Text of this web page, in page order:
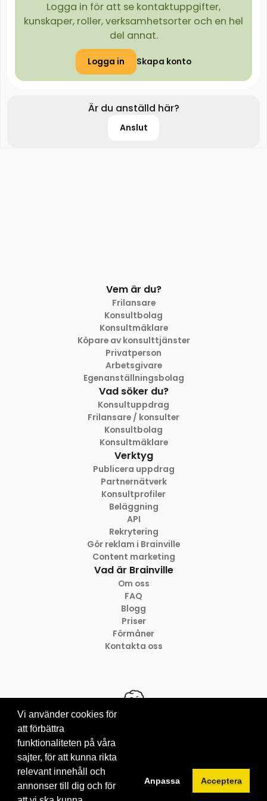
Logga in för att se kontaktuppgifter,
kunskaper, roller, verksamhetsorter och en hel
del annat.
Logga in Skapa konto
Är du anställd här?
Anslut
Vem är du?
Frilansare
Konsultbolag
Konsultmäklare
Köpare av konsulttjänster
Privatperson
Arbetsgivare
Egenanställningsbolag
Vad söker du?
Konsultuppdrag
Frilansare / konsulter
Konsultbolag
Konsultmäklare
Verktyg
Publicera uppdrag
Partnernätverk
Konsultprofiler
Beläggning
API
Rekrytering
Gör reklam i Brainville
Content marketing
Vad är Brainville
Om oss
FAQ
Blogg
Priser
Förmåner
Kontakta oss
© 2012-2026 Brainville AB
Villkor för tjänsten
Cookies
Vi använder cookies för
att förbättra
funktionaliteten på våra
sajter, för att kunna rikta
relevant innehåll och
annonser till dig och för
Anpassa Acceptera